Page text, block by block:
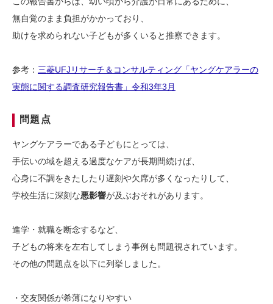
無自覚のまま負担がかかっており、
助けを求められない子どもが多くいると推察できます。
参考： 三菱UFJリサーチ＆コンサルティング「ヤングケアラーの
実態に関する調査研究報告書」令和3年3月
問題点
ヤングケアラーである子どもにとっては、
手伝いの域を超える過度なケアが長期間続けば、
心身に不調をきたしたり遅刻や欠席が多くなったりして、
学校生活に深刻な悪影響が及ぶおそれがあります。
進学・就職を断念するなど、
子どもの将来を左右してしまう事例も問題視されています。
その他の問題点を以下に列挙しました。
・交友関係が希薄になりやすい